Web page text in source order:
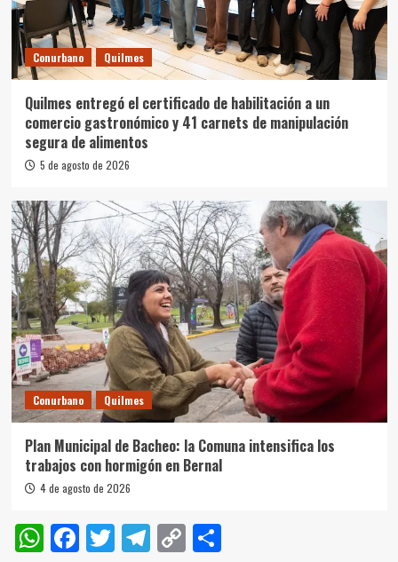
Conurbano Quilmes
Quilmes entregó el certificado de habilitación a un
comercio gastronómico y 41 carnets de manipulación
segura de alimentos
5 de agosto de 2026
Conurbano Quilmes
Plan Municipal de Bacheo: la Comuna intensifica los
trabajos con hormigón en Bernal
4 de agosto de 2026
WhatsApp
Facebook
Twitter
Telegram
CopyCompartir